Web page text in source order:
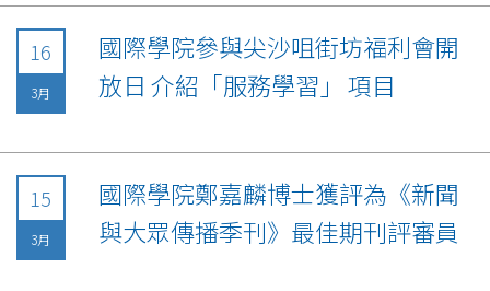
16
3月
國際學院參與尖沙咀街坊福利會開
放日 介紹「服務學習」 項目
15
3月
國際學院鄭嘉麟博士獲評為《新聞
與大眾傳播季刊》最佳期刊評審員